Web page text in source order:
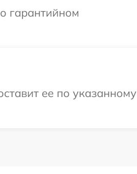
гарантийном
ее по указанному